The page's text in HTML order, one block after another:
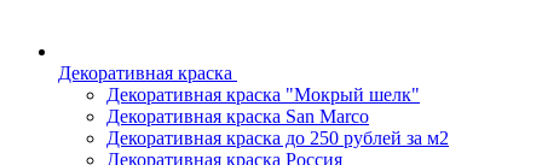
Декоративная краска
Декоративная краска "Мокрый шелк"
Декоративная краска San Marco
Декоративная краска до 250 рублей за м2
Декоративная краска Россия